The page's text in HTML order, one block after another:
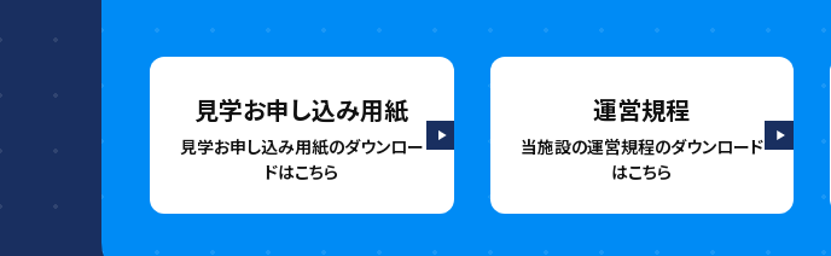
見学お申し込み用紙
見学お申し込み用紙のダウンロー
ドはこちら
運営規程
当施設の運営規程のダウンロード
はこちら